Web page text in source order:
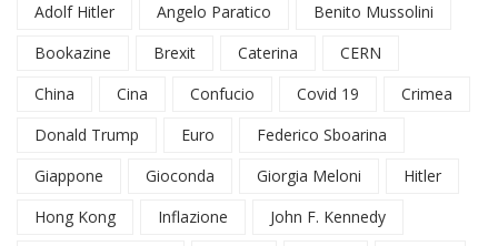
Adolf Hitler Angelo Paratico
Benito Mussolini
Bookazine
Brexit Caterina
CERN
China
Cina Confucio Covid 19
Crimea
Donald Trump
Euro
Federico Sboarina
Giappone
Gioconda Giorgia Meloni
Hitler
Hong Kong
Inflazione
John F. Kennedy